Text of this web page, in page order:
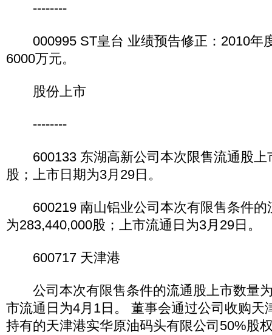
--------
000995 ST皇台 业绩预告修正：2010年
6000万元。
股份上市
--------
600133 东湖高新公司本次限售流通股上
股；上市日期为3月29日。
600219 南山铝业公司本次有限售条件的
为283,440,000股；上市流通日为3月29日。
600717 天津港
公司本次有限售条件的流通股上市数量为
市流通日为4月1日。 董事会通过公司收购天
持有的天津港实华原油码头有限公司50%股